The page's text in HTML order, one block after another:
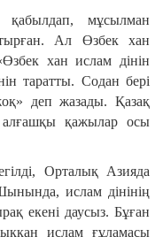
мұсылман
Ал Өзбек хан
хан ислам дінін
таратты. Содан бері
деп жазады. Қазақ
қажы­лар осы
Орталық Азияда
ислам дінінің
екені даусыз. Бұған
ислам ғұламасы